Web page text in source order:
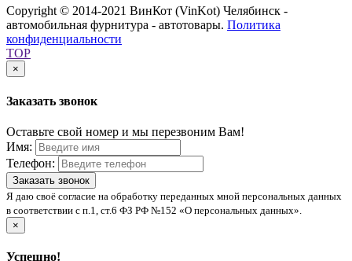
Copyright © 2014-2021 ВинКот (VinKot) Челябинск -
автомобильная фурнитура - автотовары. Политика
конфиденциальности
TOP
×
Заказать звонок
Оставьте свой номер и мы перезвоним Вам!
Имя:
Телефон:
Заказать звонок
Я даю своё согласие на обработку переданных мной персональных данных
в соответствии с п.1, ст.6 ФЗ РФ №152 «О персональных данных».
×
Успешно!